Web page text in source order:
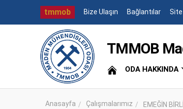
tmmob Bize Ulaşın Bağlantılar Site
TMMOB
ODA HAKKINDA
Anasayfa Çalışmalarımız EMEĞİN